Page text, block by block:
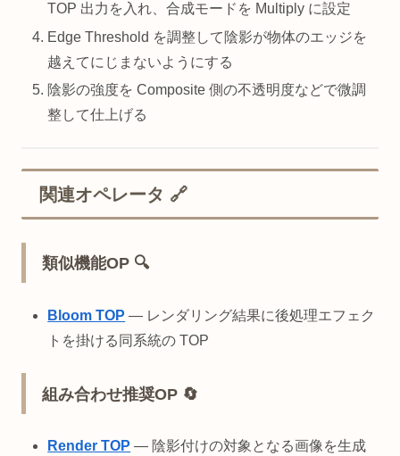
TOP 出力を入れ、合成モードを Multiply に設定
Edge Threshold を調整して陰影が物体のエッジを
越えてにじまないようにする
陰影の強度を Composite 側の不透明度などで微調
整して仕上げる
関連オペレータ 🔗
類似機能OP 🔍
Bloom TOP — レンダリング結果に後処理エフェク
トを掛ける同系統の TOP
組み合わせ推奨OP 🔄
Render TOP — 陰影付けの対象となる画像を生成